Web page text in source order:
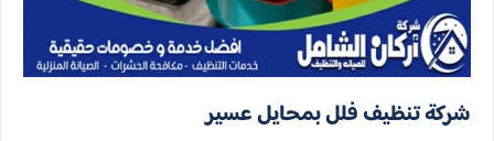
شركة تنظيف فلل بمحايل عسير